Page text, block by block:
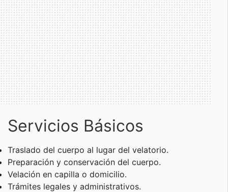
Servicios Básicos
Traslado del cuerpo al lugar del velatorio.
Preparación y conservación del cuerpo.
Velación en capilla o domicilio.
Trámites legales y administrativos.